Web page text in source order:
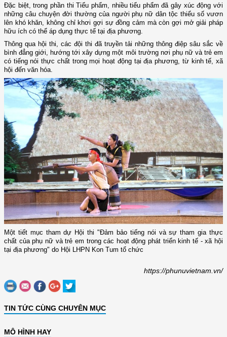
Đặc biệt, trong phần thi Tiểu phẩm, nhiều tiểu phẩm đã gây xúc động với
những câu chuyện đời thường của người phụ nữ dân tộc thiểu số vươn
lên khó khăn, không chỉ khơi gợi sự đồng cảm mà còn gợi mở giải pháp
hữu ích có thể áp dụng thực tế tại địa phương.
Thông qua hội thi, các đội thi đã truyền tải những thông điệp sâu sắc về
bình đẳng giới, hướng tới xây dựng một môi trường nơi phụ nữ và trẻ em
có tiếng nói thực chất trong mọi hoạt động tại địa phương, từ kinh tế, xã
hội đến văn hóa.
Một tiết mục tham dự Hội thi "Đảm bảo tiếng nói và sự tham gia thực
chất của phụ nữ và trẻ em trong các hoạt động phát triển kinh tế - xã hội
tại địa phương" do Hội LHPN Kon Tum tổ chức
https://phunuvietnam.vn/
TIN TỨC CÙNG CHUYÊN MỤC
MÔ HÌNH HAY